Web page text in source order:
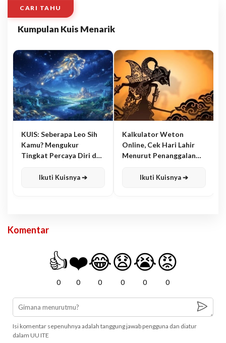
CARI TAHU
Kumpulan Kuis Menarik
KUIS: Seberapa Leo Sih
Kamu? Mengukur
Tingkat Percaya Diri dan
Ikuti Kuisnya ➔
Kalkulator Weton
Online, Cek Hari Lahir
Menurut Penanggalan
Ikuti Kuisnya ➔
Komentar
👍
0
❤️
0
😂
0
😧
0
😭
0
😡
0
Isi komentar sepenuhnya adalah tanggung jawab pengguna dan diatur
dalam UU ITE